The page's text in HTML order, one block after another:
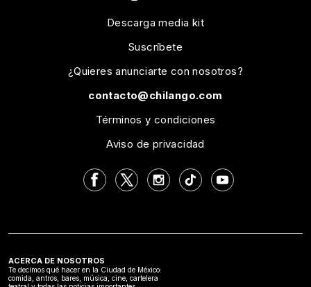
Descarga media kit
Suscríbete
¿Quieres anunciarte con nosotros?
contacto@chilango.com
Términos y condiciones
Aviso de privacidad
ACERCA DE NOSOTROS
Te decimos qué hacer en la Ciudad de México:
comida, antros, bares, música, cine, cartelera